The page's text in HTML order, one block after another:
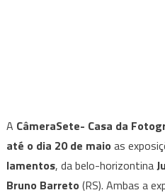
A CâmeraSete- Casa da
até o dia 20 de maio as
lamentos, da belo-horizontina
Bruno Barreto (RS). Ambas a